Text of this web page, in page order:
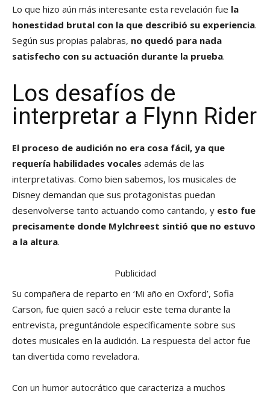
Lo que hizo aún más interesante esta revelación fue la
honestidad brutal con la que describió su experiencia.
Según sus propias palabras, no quedó para nada
satisfecho con su actuación durante la prueba.
Los desafíos de
interpretar a Flynn Rider
El proceso de audición no era cosa fácil, ya que
requería habilidades vocales además de las
interpretativas. Como bien sabemos, los musicales de
Disney demandan que sus protagonistas puedan
desenvolverse tanto actuando como cantando, y esto fue
precisamente donde Mylchreest sintió que no estuvo
a la altura.
Publicidad
Su compañera de reparto en ‘Mi año en Oxford’, Sofia
Carson, fue quien sacó a relucir este tema durante la
entrevista, preguntándole específicamente sobre sus
dotes musicales en la audición. La respuesta del actor fue
tan divertida como reveladora.
Con un humor autocrático que caracteriza a muchos